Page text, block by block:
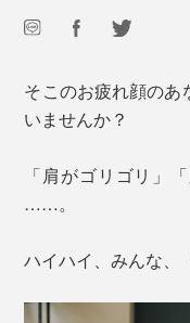
そこのお疲れ顔のあ
いませんか？
「肩がゴリゴリ」
……。
ハイハイ、みんな、